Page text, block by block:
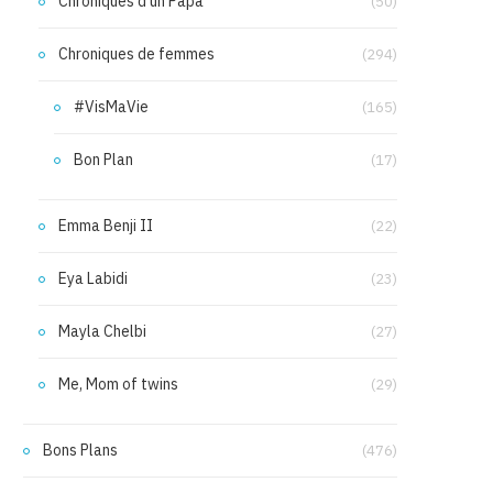
Chroniques de femmes (294)
#VisMaVie (165)
Bon Plan (17)
Emma Benji II (22)
Eya Labidi (23)
Mayla Chelbi (27)
Me, Mom of twins (29)
Bons Plans (476)